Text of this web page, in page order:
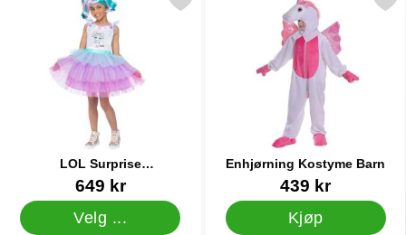
LOL Surprise
Enhjørningkostyme Barn
Varenummer 43219
649 kr
Velg ...
Enhjørning Kostyme Barn
Varenummer 8902
439 kr
Kjøp